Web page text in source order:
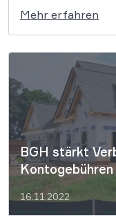
Vorgehen nun
Bankkunden
Grund dafür ist
[…]
Mehr erfahren
BGH stärkt
16.11.2022